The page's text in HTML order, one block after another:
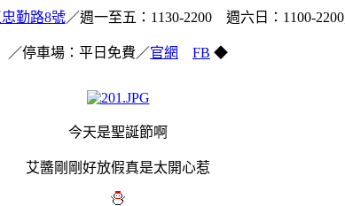
勤路8號／週一至五：1130-2200 週六日：1100-2200
／停車場：平日免費 ／官網 FB ◆
今天是聖誕節啊
艾醬剛剛好放假真是太開心惹